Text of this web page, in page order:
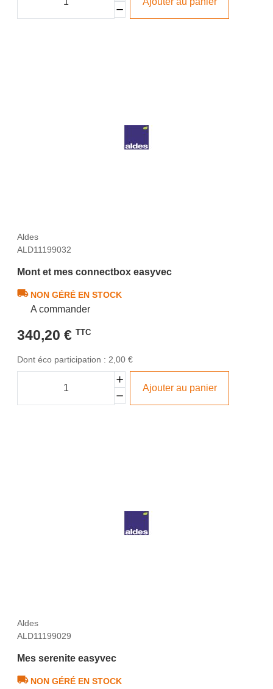
Aldes
ALD11199032
Mont et mes connectbox easyvec
NON GÉRÉ EN STOCK
A commander
340,20 € TTC
Dont éco participation : 2,00 €
Ajouter au panier
Aldes
ALD11199029
Mes serenite easyvec
NON GÉRÉ EN STOCK